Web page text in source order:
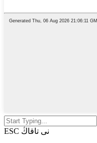
ESC نى تاقاڭ